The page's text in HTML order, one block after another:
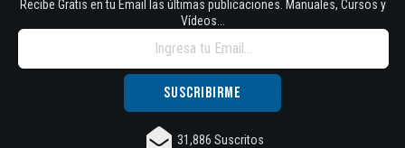
Recibe Gratis en tu Email las últimas publicaciones. Manuales, Cursos y
Vídeos...
31,886 Suscritos